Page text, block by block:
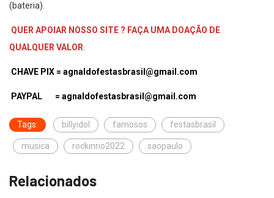
(bateria).
QUER APOIAR NOSSO SITE ? FAÇA UMA DOAÇÃO DE
QUALQUER VALOR
CHAVE PIX = agnaldofestasbrasil@gmail.com
PAYPAL = agnaldofestasbrasil@gmail.com
Tags: billyidol famosos festasbrasil
musica rockinrio2022 saopaulo
Relacionados